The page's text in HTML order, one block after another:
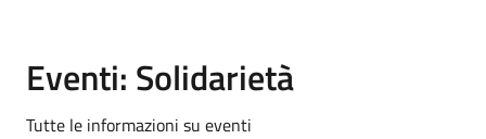
Eventi: Solidarietà
Tutte le informazioni su eventi